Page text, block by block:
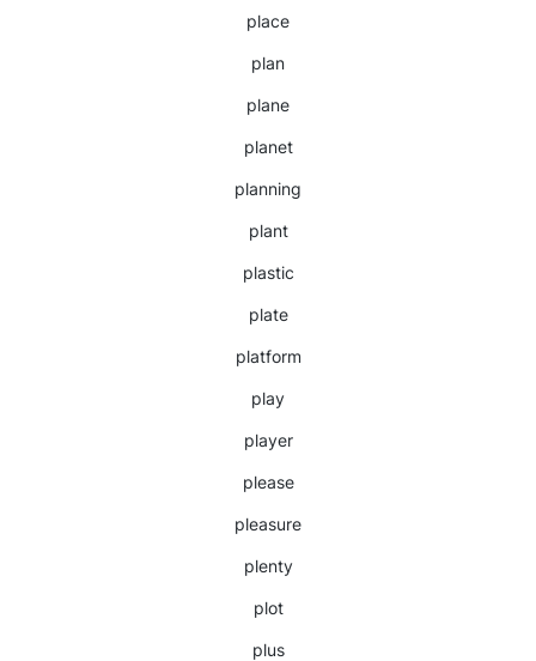
place
plan
plane
planet
planning
plant
plastic
plate
platform
play
player
please
pleasure
plenty
plot
plus